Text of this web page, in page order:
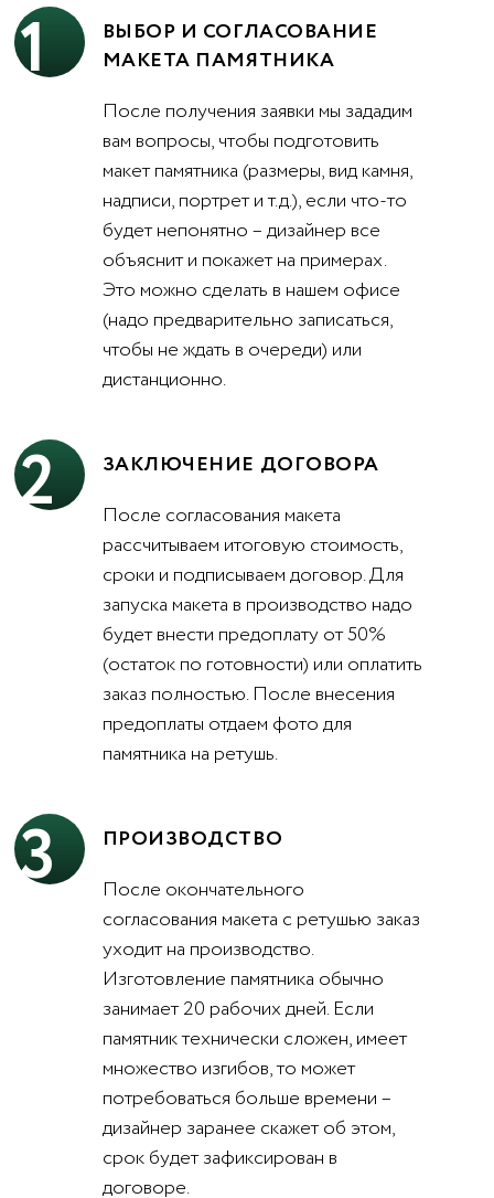
1
ВЫБОР И СОГЛАСОВАНИЕ
МАКЕТА ПАМЯТНИКА
После получения заявки мы зададим
вам вопросы, чтобы подготовить
макет памятника (размеры, вид камня,
надписи, портрет и т.д.), если что-то
будет непонятно – дизайнер все
объяснит и покажет на примерах.
Это можно сделать в нашем офисе
(надо предварительно записаться,
чтобы не ждать в очереди) или
дистанционно.
2
ЗАКЛЮЧЕНИЕ ДОГОВОРА
После согласования макета
рассчитываем итоговую стоимость,
сроки и подписываем договор. Для
запуска макета в производство надо
будет внести предоплату от 50%
(остаток по готовности) или оплатить
заказ полностью. После внесения
предоплаты отдаем фото для
памятника на ретушь.
3
ПРОИЗВОДСТВО
После окончательного
согласования макета с ретушью заказ
уходит на производство.
Изготовление памятника обычно
занимает 20 рабочих дней. Если
памятник технически сложен, имеет
множество изгибов, то может
потребоваться больше времени –
дизайнер заранее скажет об этом,
срок будет зафиксирован в
договоре.